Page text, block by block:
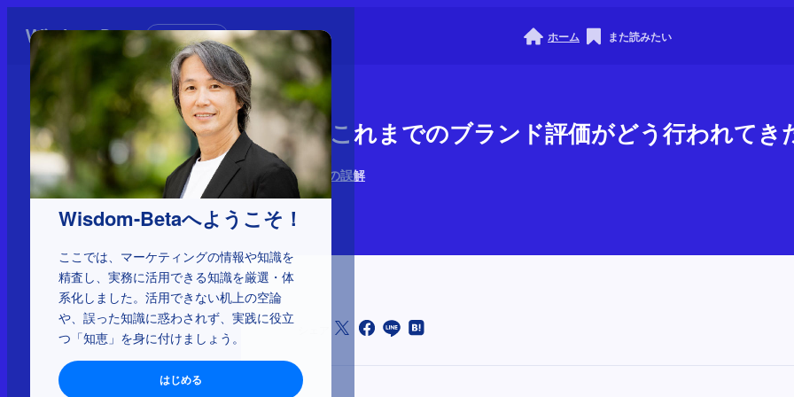
Wisdom-Betaへようこそ！
ここでは、マーケティングの情報や知識を
精査し、実務に活用できる知識を厳選・体
系化しました。活用できない机上の空論
や、誤った知識に惑わされず、実践に役立
つ「知恵」を身に付けましょう。
はじめる
初めての方へ ホーム また読みたい
2-5-26：これまでのブランド評価がどう行われてき
ブランディングの誤解
2026年5月14日